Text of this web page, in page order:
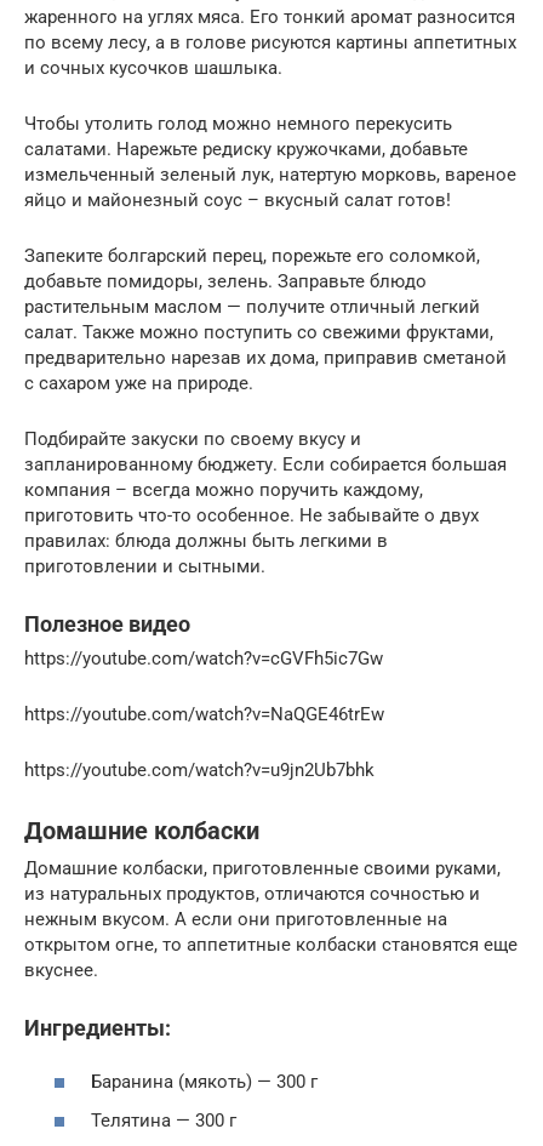
жаренного на углях мяса. Его тонкий аромат разносится
по всему лесу, а в голове рисуются картины аппетитных
и сочных кусочков шашлыка.
Чтобы утолить голод можно немного перекусить
салатами. Нарежьте редиску кружочками, добавьте
измельченный зеленый лук, натертую морковь, вареное
яйцо и майонезный соус – вкусный салат готов!
Запеките болгарский перец, порежьте его соломкой,
добавьте помидоры, зелень. Заправьте блюдо
растительным маслом — получите отличный легкий
салат. Также можно поступить со свежими фруктами,
предварительно нарезав их дома, приправив сметаной
с сахаром уже на природе.
Подбирайте закуски по своему вкусу и
запланированному бюджету. Если собирается большая
компания – всегда можно поручить каждому,
приготовить что-то особенное. Не забывайте о двух
правилах: блюда должны быть легкими в
приготовлении и сытными.
Полезное видео
https://youtube.com/watch?v=cGVFh5ic7Gw
https://youtube.com/watch?v=NaQGE46trEw
https://youtube.com/watch?v=u9jn2Ub7bhk
Домашние колбаски
Домашние колбаски, приготовленные своими руками,
из натуральных продуктов, отличаются сочностью и
нежным вкусом. А если они приготовленные на
открытом огне, то аппетитные колбаски становятся еще
вкуснее.
Ингредиенты:
Баранина (мякоть) — 300 г
Телятина — 300 г